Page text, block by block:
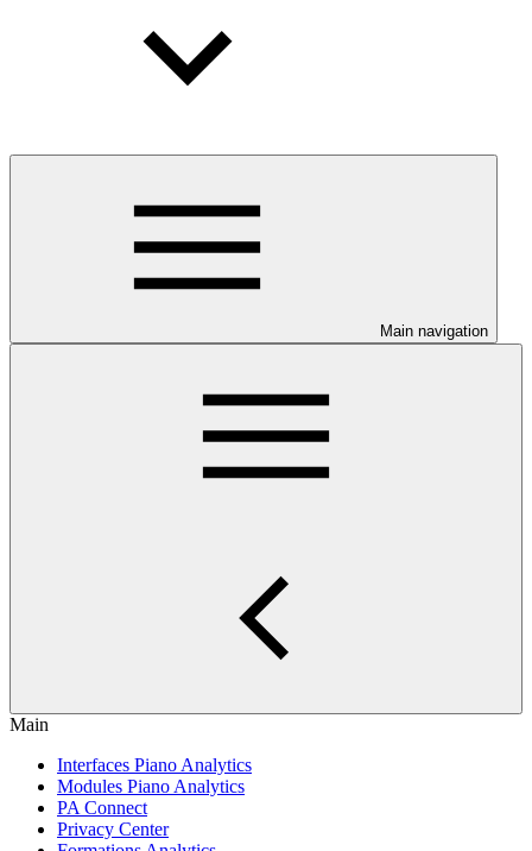
Main navigation
Main
Interfaces Piano Analytics
Modules Piano Analytics
PA Connect
Privacy Center